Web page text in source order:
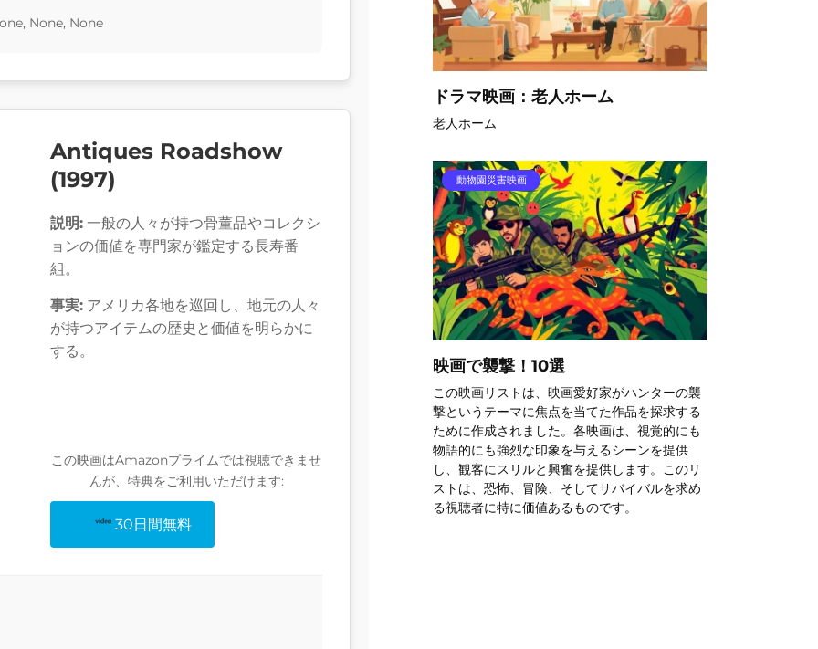
None, None
Antiques Roadshow
(1997)
説明: 一般の人々が持つ骨董品やコレクシ
ョンの価値を専門家が鑑定する長寿番
組。
事実: アメリカ各地を巡回し、地元の人々
が持つアイテムの歴史と価値を明らかに
する。
この映画はAmazonプライムでは視聴できませ
んが、特典をご利用いただけます:
30日間無料
ドラマ映画：老人ホーム
老人ホーム
動物園災害映画
映画で襲撃！10選
この映画リストは、映画愛好家がハンターの襲
撃というテーマに焦点を当てた作品を探求する
ために作成されました。各映画は、視覚的にも
物語的にも強烈な印象を与えるシーンを提供
し、観客にスリルと興奮を提供します。このリ
ストは、恐怖、冒険、そしてサバイバルを求め
る視聴者に特に価値あるものです。